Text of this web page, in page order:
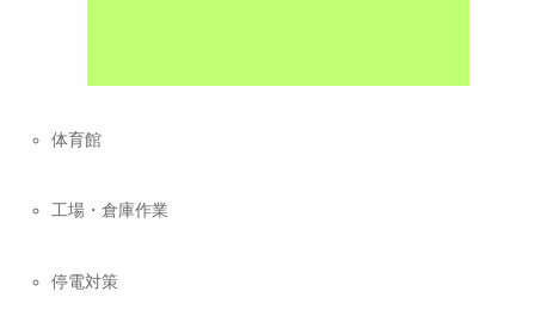
体育館
工場・倉庫作業
停電対策